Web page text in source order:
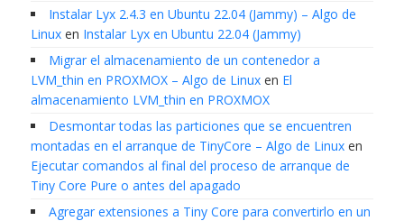
Instalar Lyx 2.4.3 en Ubuntu 22.04 (Jammy) – Algo de
Linuxen Instalar Lyx en Ubuntu 22.04 (Jammy)
Migrar el almacenamiento de un contenedor a
LVM_thin en PROXMOX – Algo de Linuxen El
almacenamiento LVM_thin en PROXMOX
Desmontar todas las particiones que se encuentren
montadas en el arranque de TinyCore – Algo de Linuxen
Ejecutar comandos al final del proceso de arranque de
Tiny Core Pure o antes del apagado
Agregar extensiones a Tiny Core para convertirlo en un